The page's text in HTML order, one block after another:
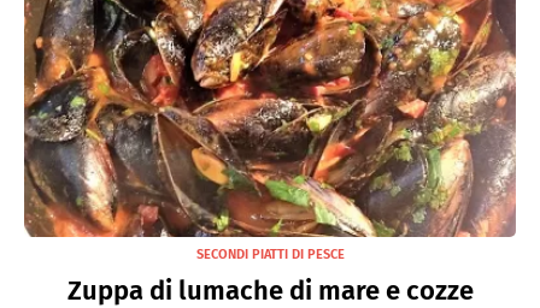
SECONDI PIATTI DI PESCE
Zuppa di lumache di mare e cozze